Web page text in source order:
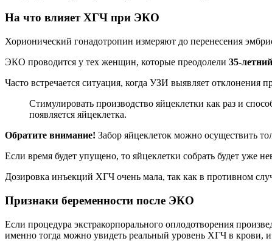
На что влияет ХГЧ при ЭКО
Хорионический гонадотропин измеряют до перенесения
ЭКО проводится у тех женщин, которые преодолели 35-
Часто встречается ситуация, когда УЗИ выявляет
Стимулировать производство яйцеклетки как раз и
появляется яйцеклетка.
Обратите внимание! Забор яйцеклеток можно осуществить
Если время будет упущено, то яйцеклетки собрать будет уже
Дозировка инъекций ХГЧ очень мала, так как в противном
Признаки беременности после ЭКО
Если процедура экстракорпорального оплодотворения
именно тогда можно увидеть реальный уровень ХГЧ в крови,